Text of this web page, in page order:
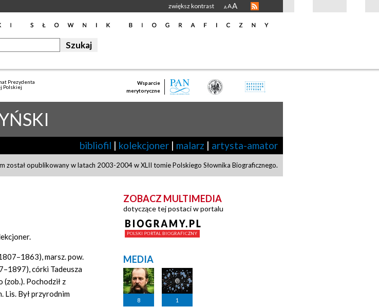
zwiększ kontrast A AA
Prezydenta
Polskiej
Wsparcie
merytoryczne
bibliofil | kolekcjoner | malarz | artysta-amator
został opublikowany w latach 2003-2004 w XLII tomie Polskiego Słownika Biograficznego.
marsz. pow.
córki Tadeusza
Pochodził z
Lis. Był przyrodnim
ZOBACZ MULTIMEDIA
dotyczące tej postaci w portalu
MEDIA
8 1